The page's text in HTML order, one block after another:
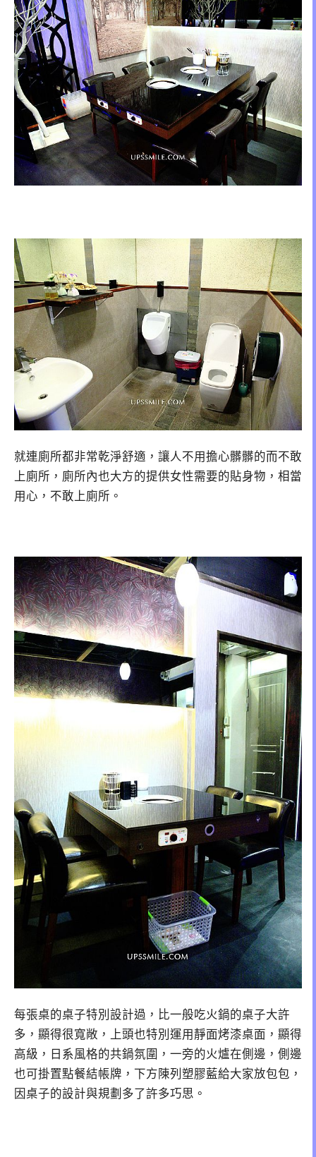
就連廁所都非常乾淨舒適，讓人不用擔心髒髒的而不敢
上廁所，廁所內也大方的提供女性需要的貼身物，相當
用心，不敢上廁所。
每張桌的桌子特別設計過，比一般吃火鍋的桌子大許
多，顯得很寬敞，上頭也特別運用靜面烤漆桌面，顯得
高級，日系風格的共鍋氛圍，一旁的火爐在側邊，側邊
也可掛置點餐結帳牌，下方陳列塑膠藍給大家放包包，
因桌子的設計與規劃多了許多巧思。